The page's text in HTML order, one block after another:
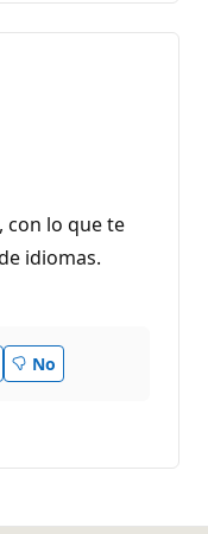
, con lo que te
idiomas.
No